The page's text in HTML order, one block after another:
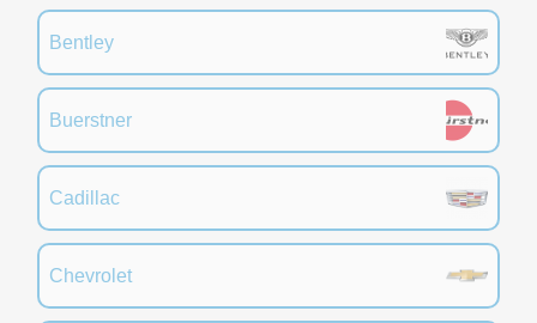
Bentley
Buerstner
Cadillac
Chevrolet